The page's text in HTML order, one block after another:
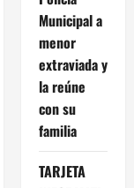
Municipal a
menor
extraviada y
la reúne
con su
familia
TARJETA